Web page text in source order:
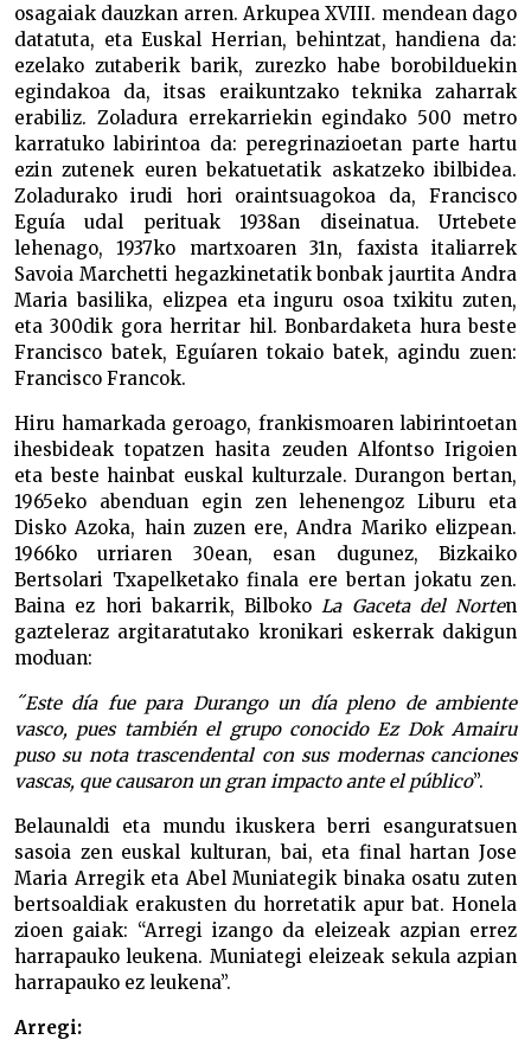
osagaiak dauzkan arren. Arkupea XVIII. mendean dago
datatuta, eta Euskal Herrian, behintzat, handiena da:
ezelako zutaberik barik, zurezko habe borobilduekin
egindakoa da, itsas eraikuntzako teknika zaharrak
erabiliz. Zoladura errekarriekin egindako 500 metro
karratuko labirintoa da: peregrinazioetan parte hartu
ezin zutenek euren bekatuetatik askatzeko ibilbidea.
Zoladurako irudi hori oraintsuagokoa da, Francisco
Eguía udal perituak 1938an diseinatua. Urtebete
lehenago, 1937ko martxoaren 31n, faxista italiarrek
Savoia Marchetti hegazkinetatik bonbak jaurtita Andra
Maria basilika, elizpea eta inguru osoa txikitu zuten,
eta 300dik gora herritar hil. Bonbardaketa hura beste
Francisco batek, Eguíaren tokaio batek, agindu zuen:
Francisco Francok.
Hiru hamarkada geroago, frankismoaren labirintoetan
ihesbideak topatzen hasita zeuden Alfontso Irigoien
eta beste hainbat euskal kulturzale. Durangon bertan,
1965eko abenduan egin zen lehenengoz Liburu eta
Disko Azoka, hain zuzen ere, Andra Mariko elizpean.
1966ko urriaren 30ean, esan dugunez, Bizkaiko
Bertsolari Txapelketako finala ere bertan jokatu zen.
Baina ez hori bakarrik, Bilboko La Gaceta del Norten
gazteleraz argitaratutako kronikari eskerrak dakigun
moduan:
˝Este día fue para Durango un día pleno de ambiente
vasco, pues también el grupo conocido Ez Dok Amairu
puso su nota trascendental con sus modernas canciones
vascas, que causaron un gran impacto ante el público”.
Belaunaldi eta mundu ikuskera berri esanguratsuen
sasoia zen euskal kulturan, bai, eta final hartan Jose
Maria Arregik eta Abel Muniategik binaka osatu zuten
bertsoaldiak erakusten du horretatik apur bat. Honela
zioen gaiak: “Arregi izango da eleizeak azpian errez
harrapauko leukena. Muniategi eleizeak sekula azpian
harrapauko ez leukena”.
Arregi: